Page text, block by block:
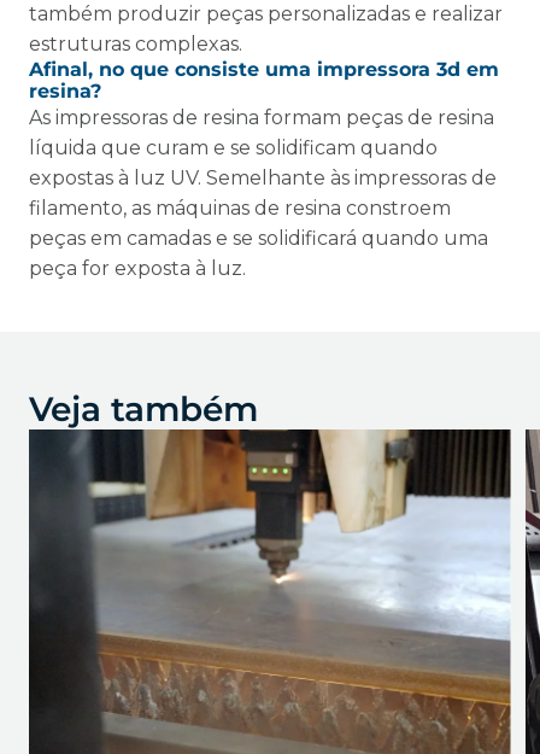
também produzir peças personalizadas e realizar
estruturas complexas.
Afinal, no que consiste uma impressora 3d em
resina?
As impressoras de resina formam peças de resina
líquida que curam e se solidificam quando
expostas à luz UV. Semelhante às impressoras de
filamento, as máquinas de resina constroem
peças em camadas e se solidificará quando uma
peça for exposta à luz.
Veja também